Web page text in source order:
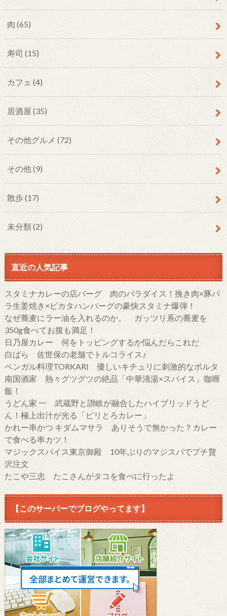
肉 (65)
寿司 (15)
カフェ (4)
居酒屋 (35)
その他グルメ (72)
その他(9)
散歩(17)
未分類(2)
直近の人気記事
スタミナカレーの店バーグ 肉のパラダイス！挽き肉×豚バ
ラ生姜焼き×ピカタハンバーグの豪快スタミナ爆弾！
なぜ蕎麦にラー油を入れるのか。 ガッツリ系の蕎麦を
350g食べてお腹も満足！
日乃屋カレー 何をトッピングするか悩んだらこれだ
白ばら 佐世保の老舗でトルコライス♪
ベンガル料理TORKARI 優しいキチュリに刺激的なボルタ
南国酒家 熱々グツグツの絶品「中華清湯×スパイス」咖喱
飯！
うどん家 一 武蔵野と讃岐が融合したハイブリッドうど
ん！極上出汁が光る「ピリとろカレー」
かれー串かつ キダムマサラ ありそうで無かった？カレー
で食べる串カツ！
マジックスパイス東京御殿 10年ぶりのマジスパでプチ贅
沢注文
たこや三忠 たこさんがタコを食べに行ったよ
【このサーバーでブログやってます】